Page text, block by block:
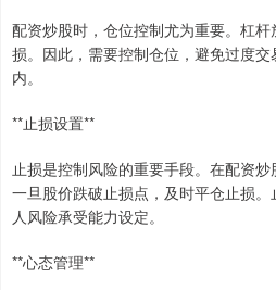
配资炒股时，仓位控制尤为重要。杠
损。因此，需要控制仓位，避免过度
内。
**止损设置**
止损是控制风险的重要手段。在配资
一旦股价跌破止损点，及时平仓止损
人风险承受能力设定。
**心态管理**